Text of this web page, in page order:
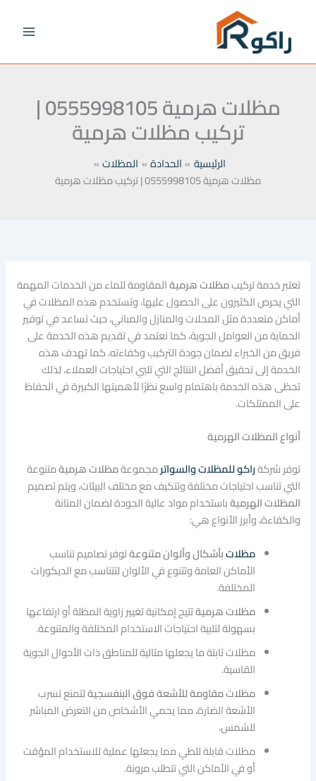
المحتوى
مظلات هرمية 0555998105 |
تركيب مظلات هرمية
الرئيسية الحدادة
المظلات
مظلات هرمية 0555998105 | تركيب مظلات هرمية
تعتبر خدمة تركيبمظلات هرميةالمقاومة للماء من الخدمات المهمة
التي يحرص الكثيرون على الحصول عليها، وتستخدم هذه المظلات في
أماكن متعددة مثل المحلات والمنازل والمباني، حيث تساعد في توفير
الحماية من العوامل الجوية، كما نعتمد في تقديم هذه الخدمة على
فريق من الخبراء لضمان جودة التركيب وكفاءته، كما تهدف هذه
الخدمة إلى تحقيق أفضل النتائج التي تلبي احتياجات العملاء، لذلك
تحظى هذه الخدمة باهتمام واسع نظرًا لأهميتها الكبيرة في الحفاظ
على الممتلكات.
أنواع المظلات الهرمية
توفر شركةراكو للمظلات والسواترمجموعةمظلات هرميةمتنوعة
التي تناسب احتياجات مختلفة وتتكيف مع مختلف البيئات، ويتم تصميم
المظلات الهرميةباستخدام مواد عالية الجودة لضمان المتانة
والكفاءة، وأبرز الأنواع هي:
مظلاتبأشكال وألوان متنوعةتوفر تصاميم تناسب
الأماكن العامة وتتنوع في الألوان لتتناسب مع الديكورات
المختلفة.
مظلات هرميةتتيح إمكانية تغيير زاوية المظلة أو ارتفاعها
بسهولة لتلبية احتياجات الاستخدام المختلفة والمتنوعة.
مظلات ثابتة ما يجعلها مثالية للمناطق ذات الأحوال الجوية
القاسية.
مظلات مقاومة للأشعة فوق البنفسجيةلتمنع تسرب
الأشعة الضارة، مما يحمي الأشخاص من التعرض المباشر
للشمس.
مظلات قابلة للطي مما يجعلها عملية للاستخدام المؤقت
أو في الأماكن التي تتطلب مرونة.